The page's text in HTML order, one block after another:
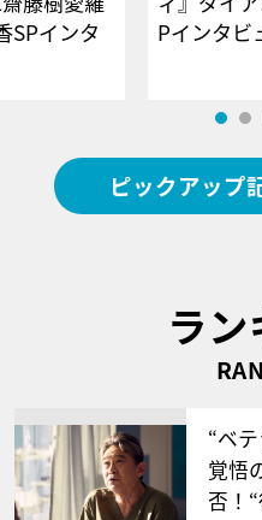
SPインタ
Pイン
ピックアップ
ラ
“ベ
覚悟
否！